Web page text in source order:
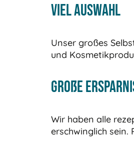
Viel Auswahl
Unser großes
und
Große
Wir haben alle
erschwinglich sein.